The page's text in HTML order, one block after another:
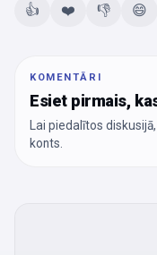
👍 ❤️ 👎 😄
KOMENTĀRI
Esiet pirmais,
Lai piedalītos
konts.